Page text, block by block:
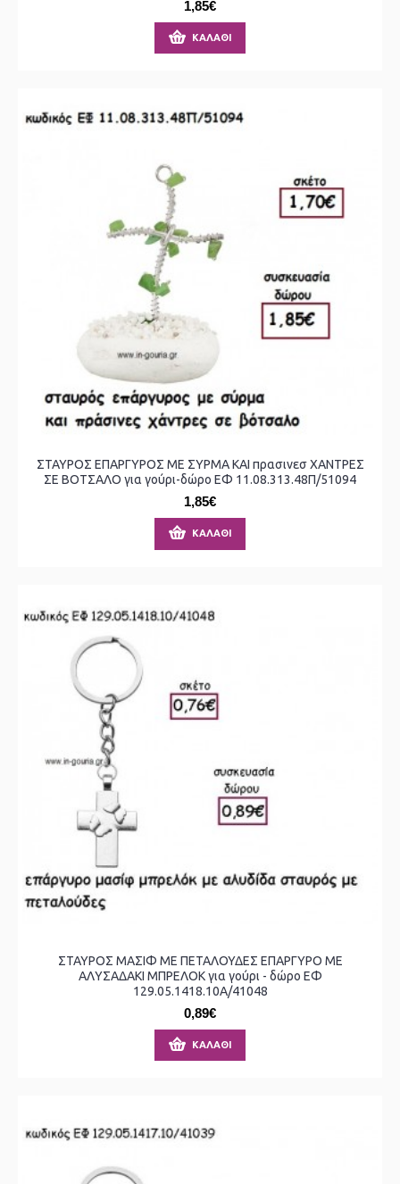
1,85€
ΚΑΛΆΘΙ
ΣΤΑΥΡΟΣ ΕΠΑΡΓΥΡΟΣ ΜΕ ΣΥΡΜΑ ΚΑΙ πρασινεσ ΧΑΝΤΡΕΣ
ΣΕ ΒΟΤΣΑΛΟ για γούρι-δώρο ΕΦ 11.08.313.48Π/51094
1,85€
ΚΑΛΆΘΙ
ΣΤΑΥΡΟΣ ΜΑΣΙΦ ΜΕ ΠΕΤΑΛΟΥΔΕΣ ΕΠΑΡΓΥΡΟ ΜΕ
ΑΛΥΣΑΔΑΚΙ ΜΠΡΕΛΟΚ για γούρι - δώρο ΕΦ
129.05.1418.10Α/41048
0,89€
ΚΑΛΆΘΙ